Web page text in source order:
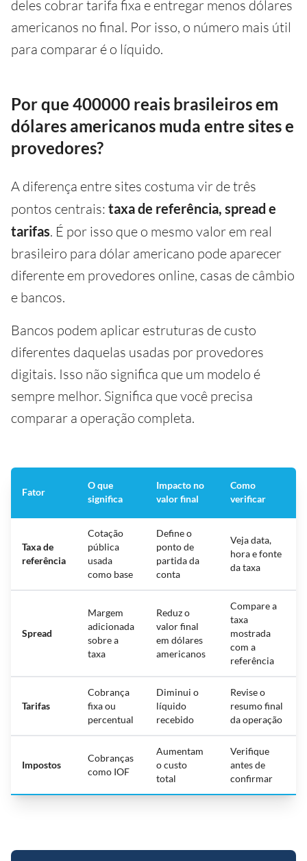
deles cobrar tarifa fixa e entregar menos dólares
americanos no final. Por isso, o número mais útil
para comparar é o líquido.
Por que 400000 reais brasileiros em
dólares americanos muda entre sites e
provedores?
A diferença entre sites costuma vir de três
pontos centrais: taxa de referência, spread e
tarifas. É por isso que o mesmo valor em real
brasileiro para dólar americano pode aparecer
diferente em provedores online, casas de câmbio
e bancos.
Bancos podem aplicar estruturas de custo
diferentes daquelas usadas por provedores
digitais. Isso não significa que um modelo é
sempre melhor. Significa que você precisa
comparar a operação completa.
Fator
O que
significa
Impacto no
valor final
Como
verificar
Taxa de
referência
Cotação
pública
usada
como base
Define o
ponto de
partida da
conta
Veja data,
hora e fonte
da taxa
Spread
Margem
adicionada
sobre a
taxa
Reduz o
valor final
em dólares
americanos
Compare a
taxa
mostrada
com a
referência
Tarifas
Cobrança
fixa ou
percentual
Diminui o
líquido
recebido
Revise o
resumo final
da operação
Impostos
Cobranças
como IOF
Aumentam
o custo
total
Verifique
antes de
confirmar